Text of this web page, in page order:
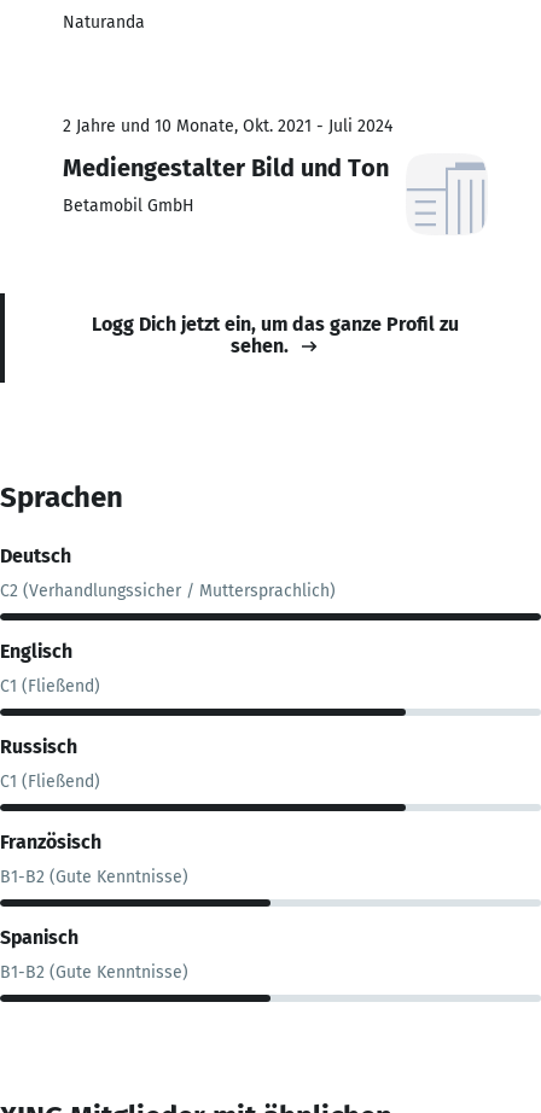
Naturanda
2 Jahre und 10 Monate, Okt. 2021 - Juli 2024
Mediengestalter Bild und Ton
Betamobil GmbH
Logg Dich jetzt ein, um das ganze Profil zu
sehen.
Sprachen
Deutsch
C2 (Verhandlungssicher / Muttersprachlich)
Englisch
C1 (Fließend)
Russisch
C1 (Fließend)
Französisch
B1-B2 (Gute Kenntnisse)
Spanisch
B1-B2 (Gute Kenntnisse)